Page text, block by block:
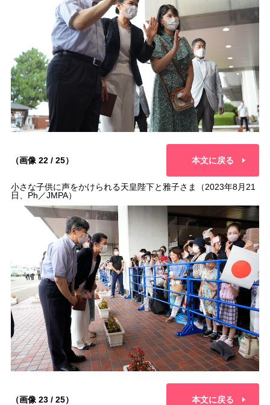
（画像 22 / 25） 本文に戻る
小さな子供に声をかけられる天皇陛下と雅子さま（2023年8月21
日、Ph／JMPA）
（画像 23 / 25） 本文に戻る